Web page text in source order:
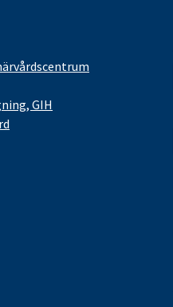
GIH